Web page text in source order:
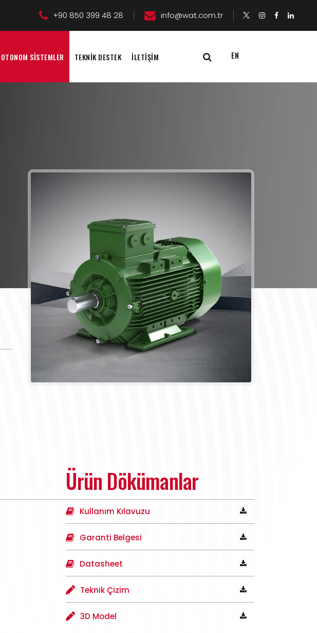
+90 850 399 48 28 info@wat.com.tr
OTONOM SİSTEMLER TEKNİK DESTEK İLETİŞİM EN
Ürün Dökümanlar
Kullanım Kılavuzu
Garanti Belgesi
Datasheet
Teknik Çizim
3D Model